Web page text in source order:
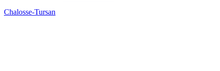
Chalosse-Tursan